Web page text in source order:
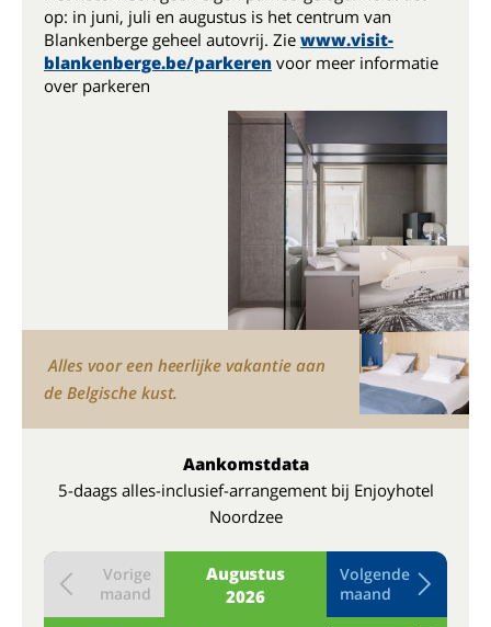
op: in juni, juli en augustus is het centrum van
Blankenberge geheel autovrij. Zie www.visit-
blankenberge.be/parkeren voor meer informatie
over parkeren
Alles voor een heerlijke vakantie aan
de Belgische kust.
Aankomstdata
5-daags alles-inclusief-arrangement bij Enjoyhotel
Noordzee
Augustus
2026
Vorige
maand
Volgende
maand